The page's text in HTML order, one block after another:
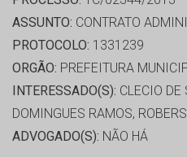
ASSUNTO: CONTRATO
PROTOCOLO: 1331239
ORGÃO: PREFEITURA
INTERESSADO(S): CLECIO DE
DOMINGUES RAMOS,
ADVOGADO(S): NÃO HÁ